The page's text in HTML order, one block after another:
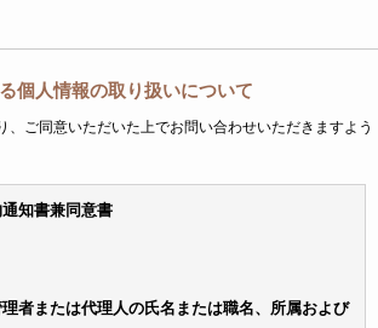
個人情報の取り扱いについて
、ご同意いただいた上でお問い合わせいただきますよう
知書兼同意書
者または代理人の氏名または職名、所属および